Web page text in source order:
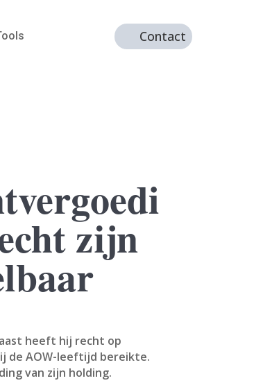
Contact
zijn
heeft hij recht op
de AOW-leeftijd bereikte.
van zijn holding.